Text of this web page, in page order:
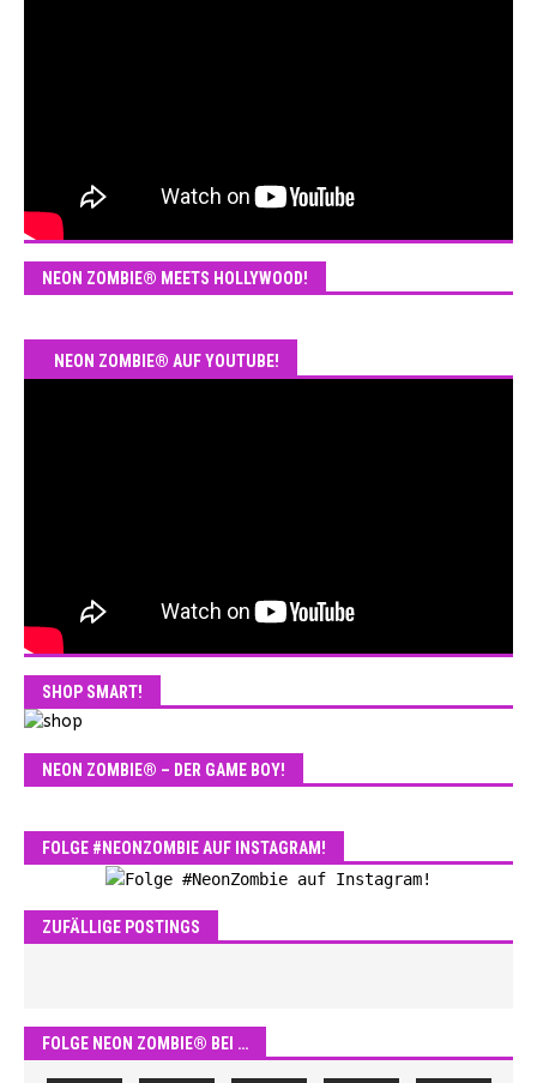
NEON ZOMBIE® MEETS HOLLYWOOD!
NEON ZOMBIE® AUF YOUTUBE!
SHOP SMART!
NEON ZOMBIE® – DER GAME BOY!
FOLGE #NEONZOMBIE AUF INSTAGRAM!
ZUFÄLLIGE POSTINGS
FOLGE NEON ZOMBIE® BEI …